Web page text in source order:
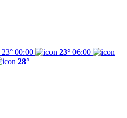
23° 00:00 23° 06:00
28°